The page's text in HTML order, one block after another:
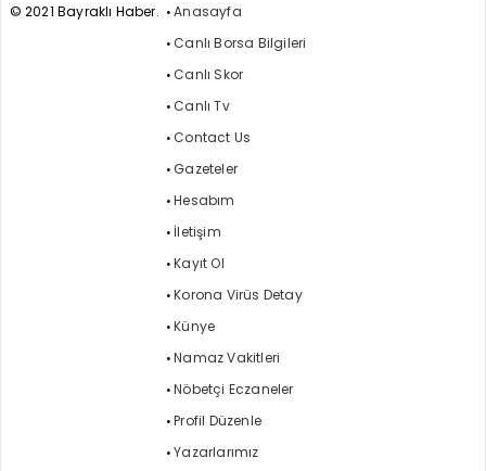
© 2021 Bayraklı Haber.
Anasayfa
Canlı Borsa Bilgileri
Canlı Skor
Canlı Tv
Contact Us
Gazeteler
Hesabım
İletişim
Kayıt Ol
Korona Virüs Detay
Künye
Namaz Vakitleri
Nöbetçi Eczaneler
Profil Düzenle
Yazarlarımız